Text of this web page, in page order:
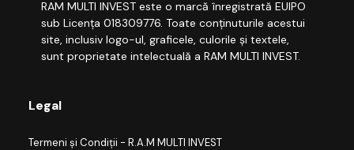
RAM MULTI INVEST este o marcă înregistrată EUIPO
sub Licența 018309776. Toate conținuturile acestui
site, inclusiv logo-ul, graficele, culorile și textele,
sunt proprietate intelectuală a RAM MULTI INVEST.
Legal
Termeni și Condiții - R.A.M MULTI INVEST